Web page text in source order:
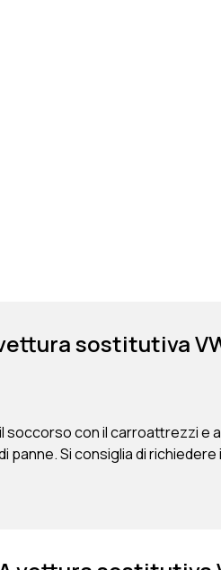
sostitutiva
soccorso con il carroattrezzi e
panne. Si consiglia di